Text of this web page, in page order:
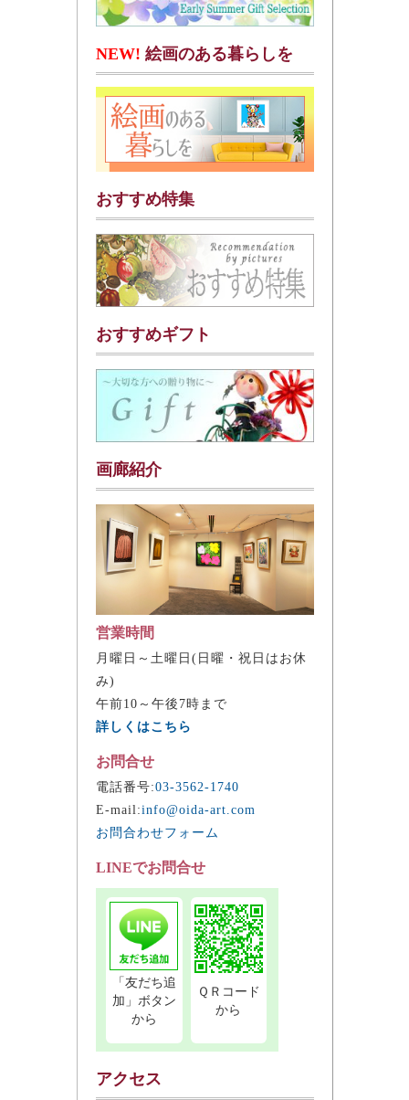
NEW! 絵画のある暮らしを
おすすめ特集
おすすめギフト
画廊紹介
営業時間
月曜日～土曜日(日曜・祝日はお休
み)
午前10～午後7時まで
詳しくはこちら
お問合せ
電話番号:03-3562-1740
E-mail:info@oida-art.com
お問合わせフォーム
LINEでお問合せ
「友だち追
加」ボタン
から
ＱＲコード
から
アクセス